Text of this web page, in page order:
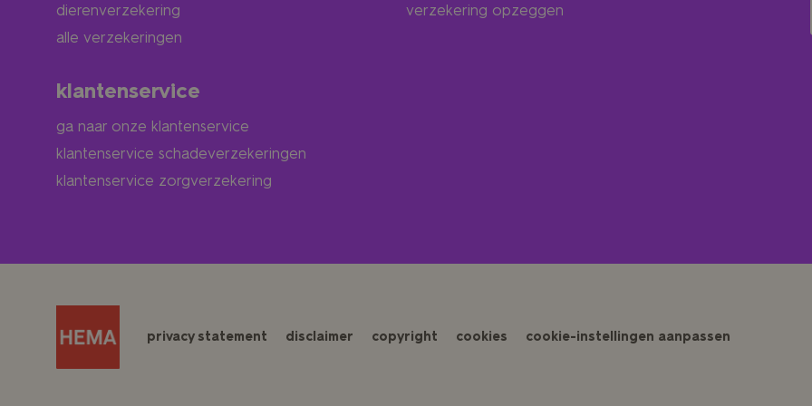
dierenverzekering
alle verzekeringen
verzekering opzeggen
klantenservice
ga naar onze klantenservice
klantenservice schadeverzekeringen
klantenservice zorgverzekering
privacy statement disclaimer copyright cookies cookie-instellingen aanpassen